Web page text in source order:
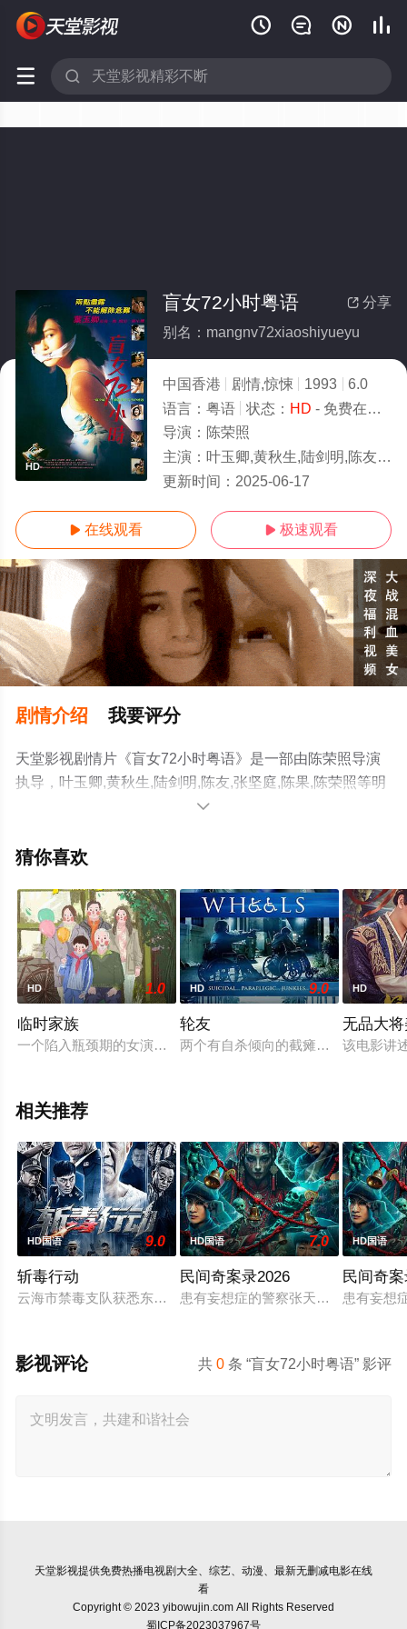
   
 
HD
 分享
盲女72小时粤语
别名：mangnv72xiaoshiyueyu
中国香港 剧情,惊悚 1993
6.0
语言： 粤语 状态： HD - 免费在线观看
导演： 陈荣照
主演： 叶玉卿,黄秋生,陆剑明,陈友,张坚庭,陈果,陈荣照
更新时间： 2025-06-17
 在线观看  极速观看
剧情介绍 我要评分
天堂影视剧情片《盲女72小时粤语》是一部由陈荣照导演
执导，叶玉卿,黄秋生,陆剑明,陈友,张坚庭,陈果,陈荣照等明
星演员精彩演绎的中国香港电影，手机免费观看高清未删
至豆瓣电影、电视猫或剧情网等平台了解。

猜你喜欢
HD 1.0
临时家族
一个陷入瓶颈期的女演员，一个北京胡同孤僻老炮。一个姥姥
HD 9.0
轮友
两个有自杀倾向的截瘫瘾君子在城市
HD
无品大
该电影讲
相关推荐
HD国语 9.0
斩毒行动
云海市禁毒支队获悉东南亚毒王廖爷将携600余公斤毒品来云交
HD国语 7.0
民间奇案录2026
患有妄想症的警察张天盛遇上一起离
HD国语
民间奇
患有妄想
共0 条 “盲女72小时粤语” 影评
影视评论
天堂影视提供免费热播电视剧大全、综艺、动漫、最新无删减电影在线
看
Copyright © 2023 yibowujin.com All Rights Reserved
蜀ICP备2023037967号